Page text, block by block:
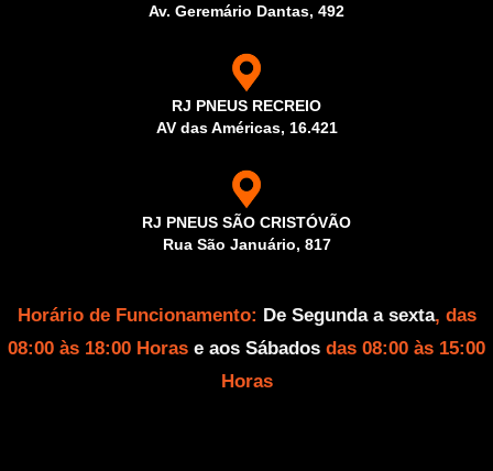
Av. Geremário Dantas, 492
RJ PNEUS RECREIO
AV das Américas, 16.421
RJ PNEUS SÃO CRISTÓVÃO
Rua São Januário, 817
Horário de Funcionamento: De Segunda a sexta, das
08:00 às 18:00 Horas e aos Sábados das 08:00 às 15:00
Horas